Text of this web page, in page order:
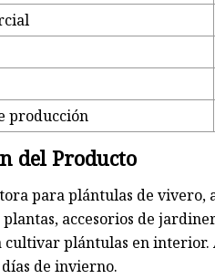
producción
del Producto
para plántulas de
accesorios de
cultivar plántulas en
de invierno.